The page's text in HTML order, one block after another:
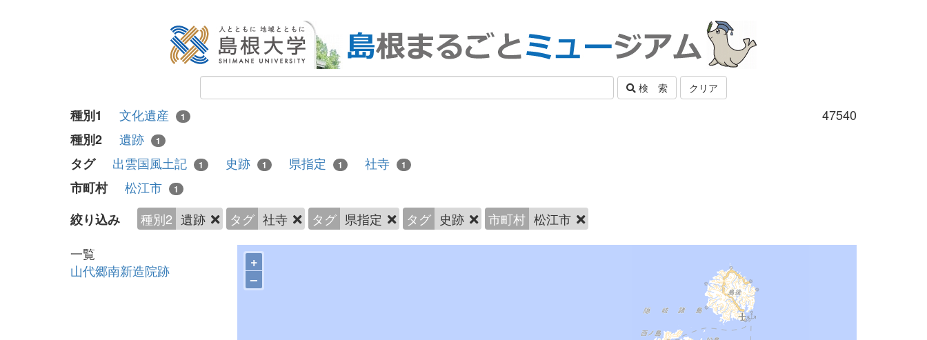
検 索 クリア
47540
種別1 文化遺産 1
種別2 遺跡 1
タグ 出雲国風土記 1 史跡 1 県指定 1 社寺 1
市町村 松江市 1
絞り込み 種別2 遺跡 タグ 社寺 タグ 県指定 タグ 史跡 市町村 松江市
一覧
山代郷南新造院跡
+
–